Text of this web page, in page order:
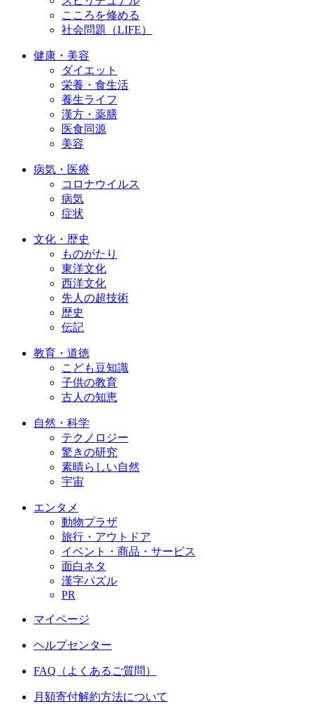
こころを修める
社会問題（LIFE）
健康・美容
ダイエット
栄養・食生活
養生ライフ
漢方・薬膳
医食同源
美容
病気・医療
コロナウイルス
病気
症状
文化・歴史
ものがたり
東洋文化
西洋文化
先人の超技術
歴史
伝記
教育・道徳
こども豆知識
子供の教育
古人の知恵
自然・科学
テクノロジー
驚きの研究
素晴らしい自然
宇宙
エンタメ
動物プラザ
旅行・アウトドア
イベント・商品・サービス
面白ネタ
漢字パズル
PR
マイページ
ヘルプセンター
FAQ（よくあるご質問）
月額寄付解約方法について